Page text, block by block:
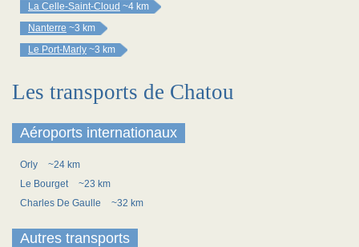
La Celle-Saint-Cloud ~4 km
Nanterre ~3 km
Le Port-Marly ~3 km
Les transports de Chatou
Aéroports internationaux
Orly
~24 km
Le Bourget
~23 km
Charles De Gaulle
~32 km
Autres transports